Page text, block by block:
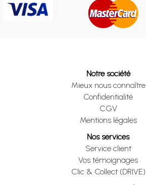
Notre société
Mieux nous connaître
Confidentialité
CGV
Mentions légales
Nos services
Service client
Vos témoignages
Clic & Collect (DRIVE)